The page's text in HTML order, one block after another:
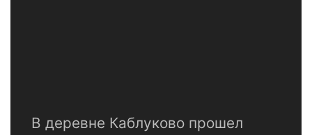
В деревне Каблуково прошел